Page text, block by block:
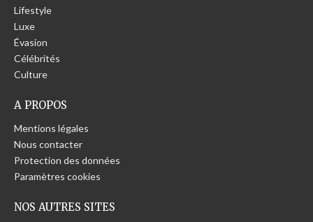
Lifestyle
Luxe
Évasion
Célébrités
Culture
A PROPOS
Mentions légales
Nous contacter
Protection des données
Paramètres cookies
NOS AUTRES SITES